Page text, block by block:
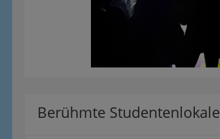
Berühmte Studentenlokale